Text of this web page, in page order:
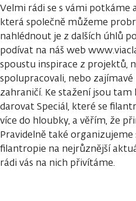
Velmi rádi se s vámi potkáme
která společně můžeme
nahlédnout je z dalších úhlů
podívat na náš web
spoustu inspirace z projektů,
spolupracovali, nebo
zahraničí. Ke stažení jsou
darovat Speciál, které se
více do hloubky, a věřím, že
Pravidelně také
filantropie na nejrůznější
rádi vás na nich přivítáme.